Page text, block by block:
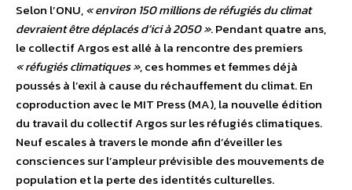
Selon l’ONU,« environ 150 millions de réfugiés du climat
devraient être déplacés d’ici à 2050 ». Pendant quatre ans,
le collectif Argos est allé à la rencontre des premiers
« réfugiés climatiques », ces hommes et femmes déjà
poussés à l’exil à cause du réchauffement du climat. En
coproduction avec le MIT Press (MA), la nouvelle édition
du travail du collectif Argos sur les réfugiés climatiques.
Neuf escales à travers le monde afin d’éveiller les
consciences sur l’ampleur prévisible des mouvements de
population et la perte des identités culturelles.